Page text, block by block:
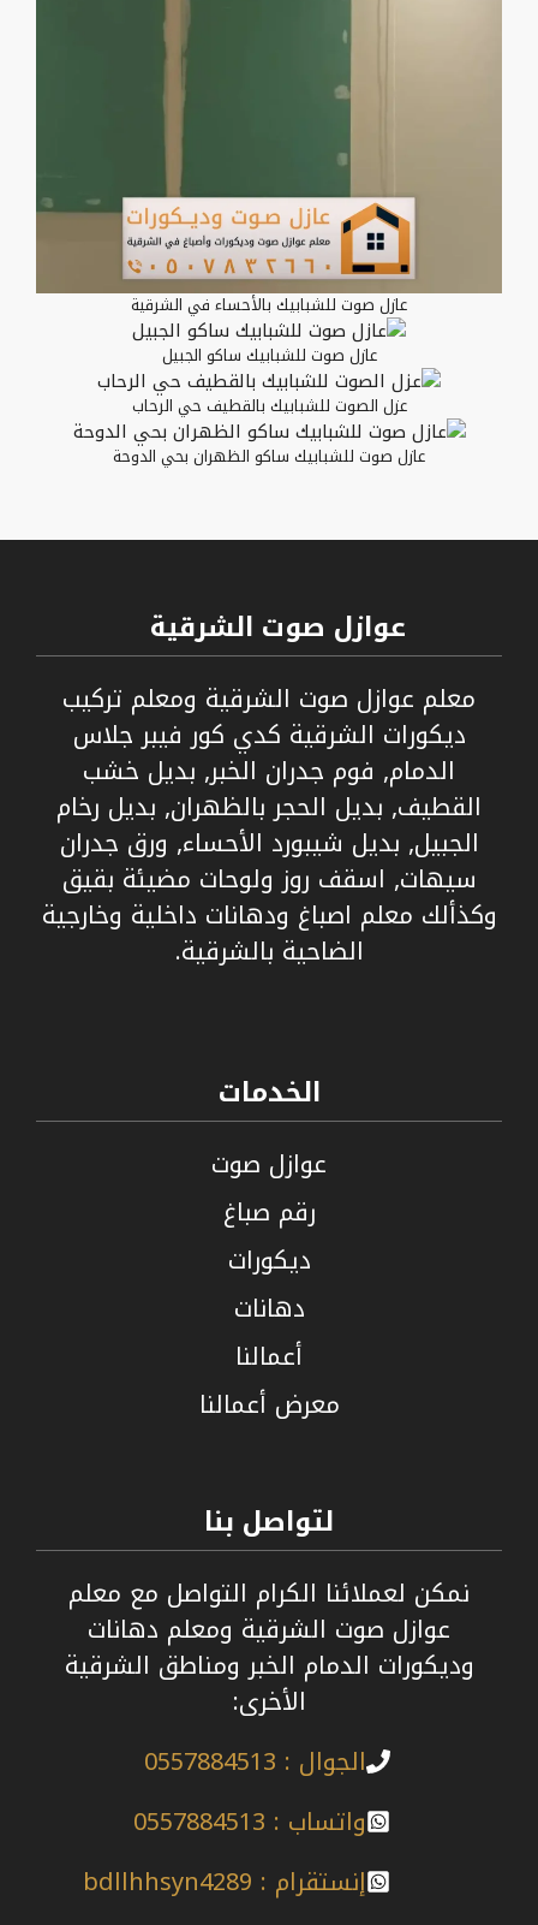
عازل صوت للشبابيك بالأحساء في الشرقية
عازل صوت للشبابيك ساكو الجبيل
عزل الصوت للشبابيك بالقطيف حي الرحاب
عازل صوت للشبابيك ساكو الظهران بحي الدوحة
عوازل صوت الشرقية
معلم عوازل صوت الشرقية ومعلم تركيب
ديكورات الشرقية كدي كور فيبر جلاس
الدمام, فوم جدران الخبر, بديل خشب
القطيف, بديل الحجر بالظهران, بديل رخام
الجبيل, بديل شيبورد الأحساء, ورق جدران
سيهات, اسقف روز ولوحات مضيئة بقيق
وكذألك معلم اصباغ ودهانات داخلية وخارجية
الضاحية بالشرقية.
الخدمات
عوازل صوت
رقم صباغ
ديكورات
دهانات
أعمالنا
معرض أعمالنا
لتواصل بنا
نمكن لعملائنا الكرام التواصل مع معلم
عوازل صوت الشرقية ومعلم دهانات
وديكورات الدمام الخبر ومناطق الشرقية
الأخرى:
الجوال : 0557884513
واتساب : 0557884513
إنستقرام : bdllhhsyn4289